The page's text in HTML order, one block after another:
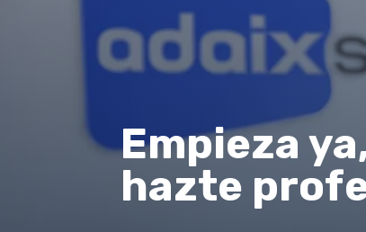
Empieza
hazte